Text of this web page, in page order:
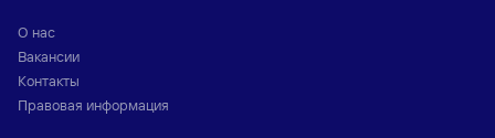
О нас
Вакансии
Контакты
Правовая информация